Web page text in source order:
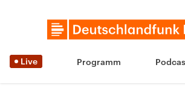
Live Programm